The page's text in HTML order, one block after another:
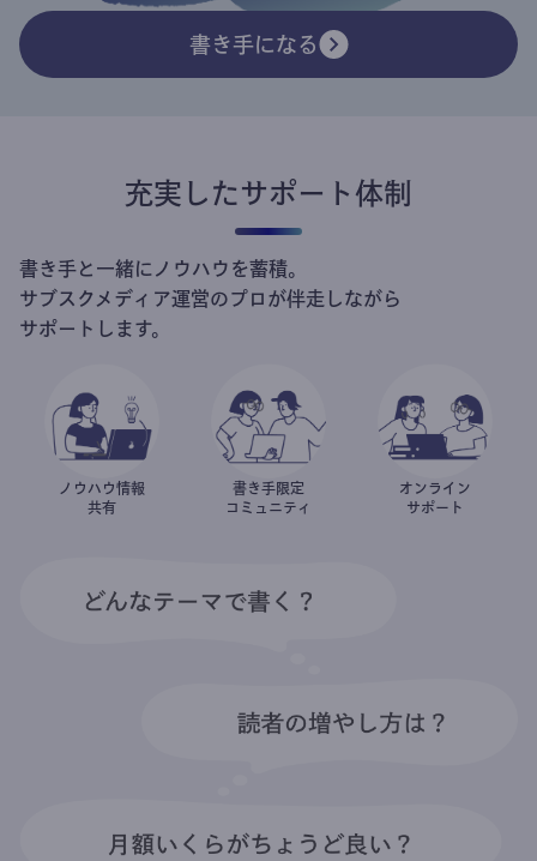
書き手になる
充実したサポート体制
書き手と一緒にノウハウを蓄積。
サブスクメディア運営のプロが伴走しながら
サポートします。
ノウハウ情報
共有
書き手限定
コミュニティ
オンライン
サポート